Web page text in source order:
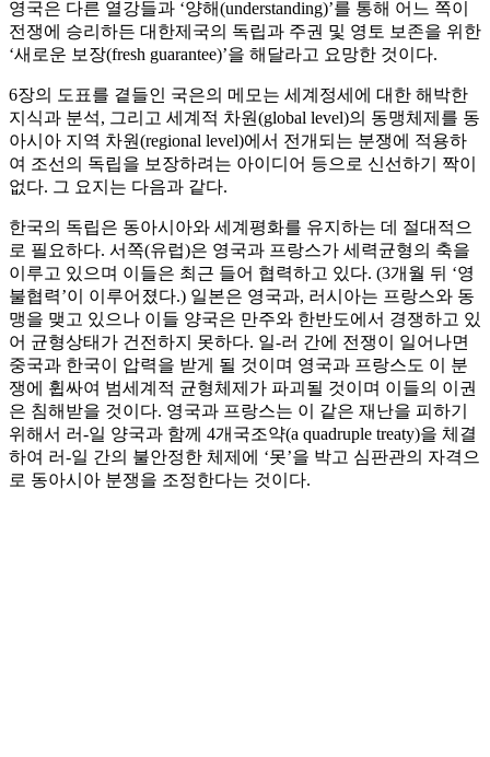
영국은 다른 열강들과 ‘양해(understanding)’를 통해 어느 쪽이
전쟁에 승리하든 대한제국의 독립과 주권 및 영토 보존을 위한
‘새로운 보장(fresh guarantee)’을 해달라고 요망한 것이다.
6장의 도표를 곁들인 국은의 메모는 세계정세에 대한 해박한
지식과 분석, 그리고 세계적 차원(global level)의 동맹체제를 동
아시아 지역 차원(regional level)에서 전개되는 분쟁에 적용하
여 조선의 독립을 보장하려는 아이디어 등으로 신선하기 짝이
없다. 그 요지는 다음과 같다.
한국의 독립은 동아시아와 세계평화를 유지하는 데 절대적으
로 필요하다. 서쪽(유럽)은 영국과 프랑스가 세력균형의 축을
이루고 있으며 이들은 최근 들어 협력하고 있다. (3개월 뒤 ‘영
불협력’이 이루어졌다.) 일본은 영국과, 러시아는 프랑스와 동
맹을 맺고 있으나 이들 양국은 만주와 한반도에서 경쟁하고 있
어 균형상태가 건전하지 못하다. 일-러 간에 전쟁이 일어나면
중국과 한국이 압력을 받게 될 것이며 영국과 프랑스도 이 분
쟁에 휩싸여 범세계적 균형체제가 파괴될 것이며 이들의 이권
은 침해받을 것이다. 영국과 프랑스는 이 같은 재난을 피하기
위해서 러-일 양국과 함께 4개국조약(a quadruple treaty)을 체결
하여 러-일 간의 불안정한 체제에 ‘못’을 박고 심판관의 자격으
로 동아시아 분쟁을 조정한다는 것이다.